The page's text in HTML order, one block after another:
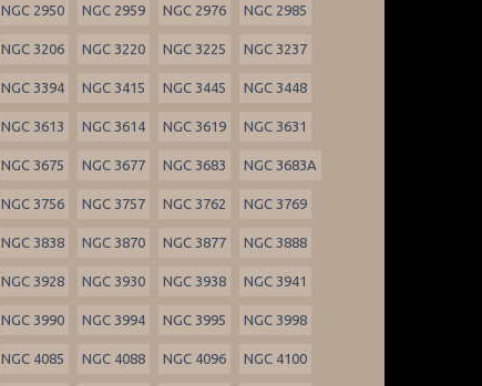
NGC 2950 NGC 2959 NGC 2976 NGC 2985
NGC 3206 NGC 3220 NGC 3225 NGC 3237
NGC 3394 NGC 3415 NGC 3445 NGC 3448
NGC 3613 NGC 3614 NGC 3619 NGC 3631
NGC 3675 NGC 3677 NGC 3683 NGC 3683A
NGC 3756 NGC 3757 NGC 3762 NGC 3769
NGC 3838 NGC 3870 NGC 3877 NGC 3888
NGC 3928 NGC 3930 NGC 3938 NGC 3941
NGC 3990 NGC 3994 NGC 3995 NGC 3998
NGC 4085 NGC 4088 NGC 4096 NGC 4100